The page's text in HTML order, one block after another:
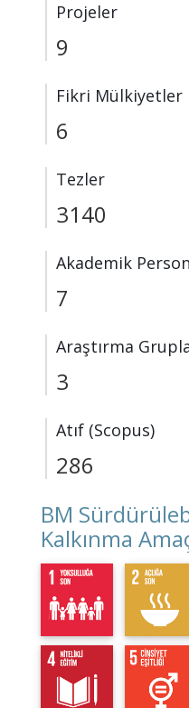
Projeler
9
Fikri Mülkiyetler
6
Tezler
3140
Akademik
7
Araştırma
3
Atıf (Scopus)
286
BM
Kalkınma